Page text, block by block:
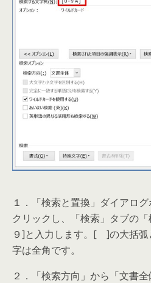
１．「検索と置換」ダイアロ
クリックし、「検索」タブの
９]と入力します。[ ]の大括弧
字は全角です。
２．「検索方向」から「文書